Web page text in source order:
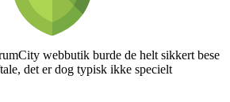
webbutik burde de helt sikkert bese
det er dog typisk ikke specielt